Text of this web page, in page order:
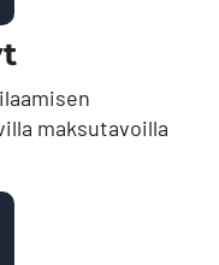
maksutavoilla